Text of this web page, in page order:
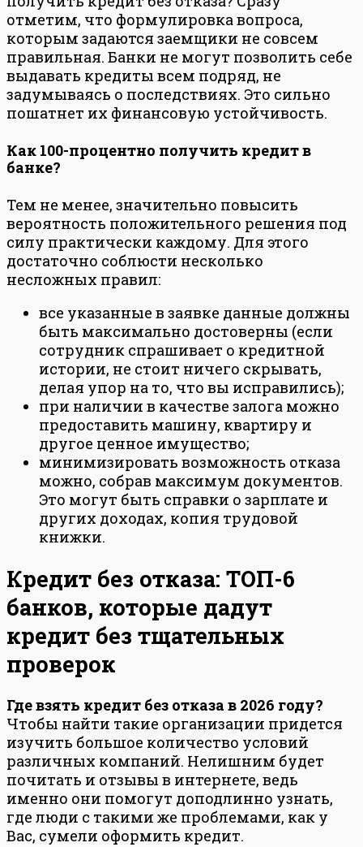
отметим, что формулировка вопроса,
которым задаются заемщики не совсем
правильная. Банки не могут позволить себе
выдавать кредиты всем подряд, не
задумываясь о последствиях. Это сильно
пошатнет их финансовую устойчивость.
Как 100-процентно получить кредит в
банке?
Тем не менее, значительно повысить
вероятность положительного решения под
силу практически каждому. Для этого
достаточно соблюсти несколько
несложных правил:
все указанные в заявке данные должны
быть максимально достоверны (если
сотрудник спрашивает о кредитной
истории, не стоит ничего скрывать,
делая упор на то, что вы исправились);
при наличии в качестве залога можно
предоставить машину, квартиру и
другое ценное имущество;
минимизировать возможность отказа
можно, собрав максимум документов.
Это могут быть справки о зарплате и
других доходах, копия трудовой
книжки.
Кредит без отказа: ТОП-6
банков, которые дадут
кредит без тщательных
проверок
Где взять кредит без отказа в 2026 году?
Чтобы найти такие организации придется
изучить большое количество условий
различных компаний. Нелишним будет
почитать и отзывы в интернете, ведь
именно они помогут доподлинно узнать,
где люди с такими же проблемами, как у
Вас, сумели оформить кредит.